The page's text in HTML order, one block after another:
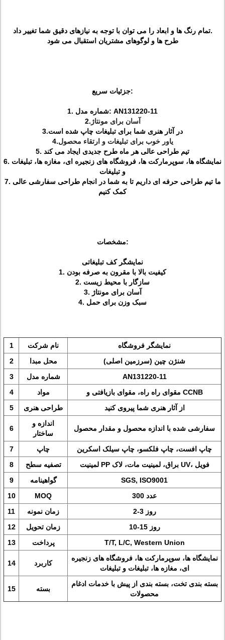
تمام رنگ ها و ابعاد را می توان با توجه به نیازهای دقیق شما تغییر داد.
طرح ها و لوگوهای مشتریان استقبال می شود
جزئیات سریع:
1. شماره مدل: AN131220-11
2. آسان برای مونتاژ
3.در آثار هنری شما برای تبلیغات چاپ شده است
4.یاور خوب برای تبلیغات و ارتقاء محصول
5. تیم طراحی عالی هر ماه طرح جدیدی ایجاد می کند
6. نمایشگاه ها، سوپرمارکت ها، فروشگاه های زنجیره ای، مغازه ها، تبلیغات
و تبلیغات
7. ما تیم طراحی حرفه ای داریم تا به شما در انجام طراحی سفارشی عالی
کمک کنیم
مشخصات:
نمایشگر کف تبلیغاتی
1. کیفیت بالا با مقرون به صرفه بودن
2. سازگار با محیط زیست
3. آسان برای مونتاژ
4. سبک وزن برای حمل
1 نام شرکت
نمایشگر فروشگاه
2
محل مبدا
شنژن چین (سرزمین اصلی)
3
شماره مدل
AN131220-11
4
مواد
مقوای راه راه، مقوای بازیافتی و CCNB
5
طراحی هنری از آثار هنری شما پیروی کنید
6
اندازه و
ساختار
سفارشی شده با اندازه محصول و مقدار محصول
7 چاپ
چاپ افست، چاپ فلکسو، چاپ سیلک اسکرین
8
تصفیه سطح
لمینیت PP براق، لمینیت مات، لاک UV، فویل
9
گواهینامه
SGS, ISO9001
10
MOQ
300 عدد
11
زمان نمونه
2-3 روز
12
زمان تحویل
10-15 روز
13
پرداخت T/T, L/C, Western Union
14 کاربرد
نمایشگاه ها، سوپرمارکت ها، فروشگاه های زنجیره
ای، مغازه ها، تبلیغات و تبلیغات
15 بسته
بسته بندی تخت، بسته بندی از پیش با خدمات ادغام
محصولات